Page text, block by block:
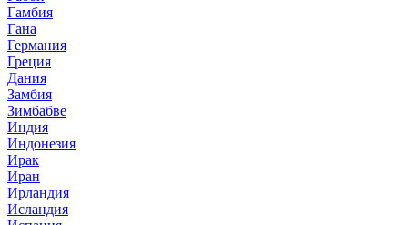
Гамбия
Гана
Германия
Греция
Дания
Замбия
Зимбабве
Индия
Индонезия
Ирак
Иран
Ирландия
Исландия